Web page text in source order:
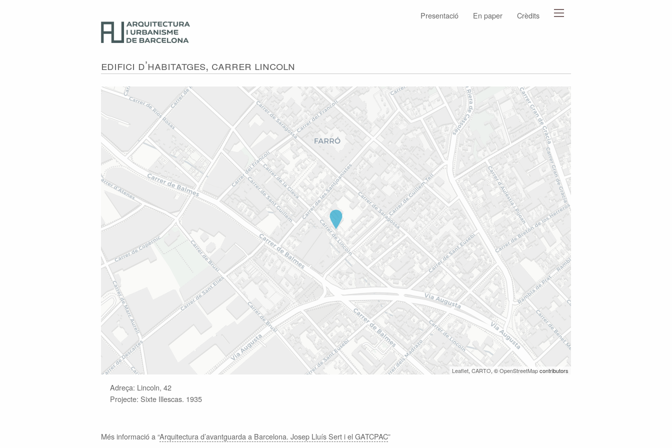
Presentació En paper Crèdits
Edifici d’habitatges, carrer Lincoln
Leaflet, CARTO, ©OpenStreetMapcontributors
Adreça: Lincoln, 42
Projecte: Sixte Illescas. 1935
Més informació a “Arquitectura d’avantguarda a Barcelona. Josep Lluís Sert i el GATCPAC”